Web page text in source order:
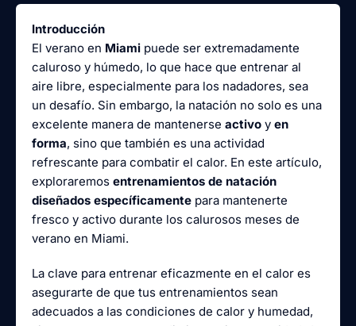
Introducción
El verano en Miami puede ser extremadamente
caluroso y húmedo, lo que hace que entrenar al
aire libre, especialmente para los nadadores, sea
un desafío. Sin embargo, la natación no solo es una
excelente manera de mantenerse activo y en
forma, sino que también es una actividad
refrescante para combatir el calor. En este artículo,
exploraremos entrenamientos de natación
diseñados específicamente para mantenerte
fresco y activo durante los calurosos meses de
verano en Miami.
La clave para entrenar eficazmente en el calor es
asegurarte de que tus entrenamientos sean
adecuados a las condiciones de calor y humedad,